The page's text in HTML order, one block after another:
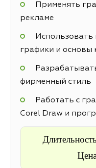
Применять
рекламе
графики и основы
фирменный стиль
Работать с
Corel Draw и